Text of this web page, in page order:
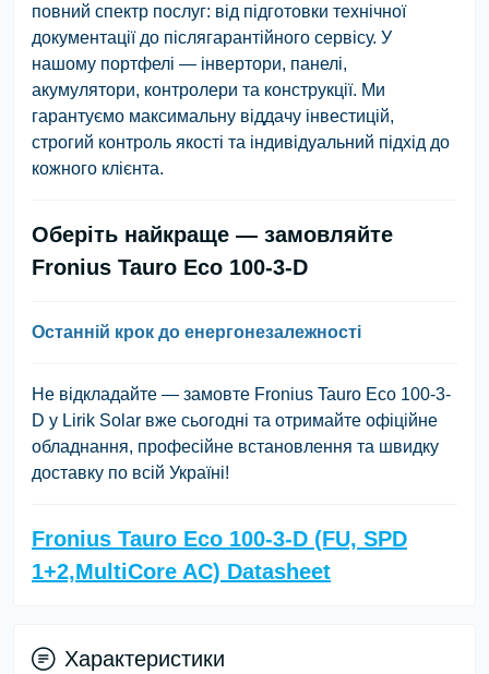
повний спектр послуг: від підготовки технічної
документації до післягарантійного сервісу. У
нашому портфелі — інвертори, панелі,
акумулятори, контролери та конструкції. Ми
гарантуємо максимальну віддачу інвестицій,
строгий контроль якості та індивідуальний підхід до
кожного клієнта.
Оберіть найкраще — замовляйте
Fronius Tauro Eco 100-3-D
Останній крок до енергонезалежності
Не відкладайте — замовте Fronius Tauro Eco 100-3-
D у Lirik Solar вже сьогодні та отримайте офіційне
обладнання, професійне встановлення та швидку
доставку по всій Україні!
Fronius Tauro Eco 100-3-D (FU, SPD
1+2,MultiCore AC) Datasheet
Характеристики